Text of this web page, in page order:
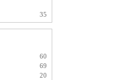
35
60
69
20